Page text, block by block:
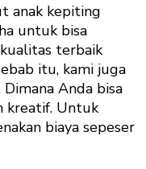
anak kepiting
untuk bisa
terbaik
itu, kami juga
Anda bisa
kreatif. Untuk
biaya sepeser